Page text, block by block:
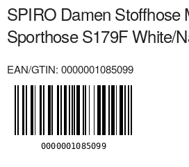
SPIRO Damen Stoffhose
Sporthose S179F White/
EAN/GTIN: 0000001085099